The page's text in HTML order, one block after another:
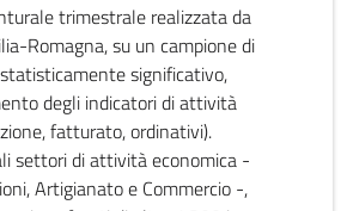
trimestrale realizzata da
Romagna, su un campione di
significativo,
degli indicatori di attività
fatturato, ordinativi).
settori di attività economica -
Artigianato e Commercio -,